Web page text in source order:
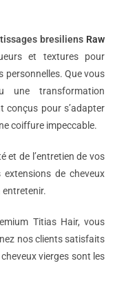
tissages bresiliens Raw
et textures pour
personnelles. Que vous
une transformation
conçus pour s’adapter
coiffure impeccable.
et de l’entretien de vos
extensions de cheveux
Titias Hair, vous
nos clients satisfaits
vierges sont les